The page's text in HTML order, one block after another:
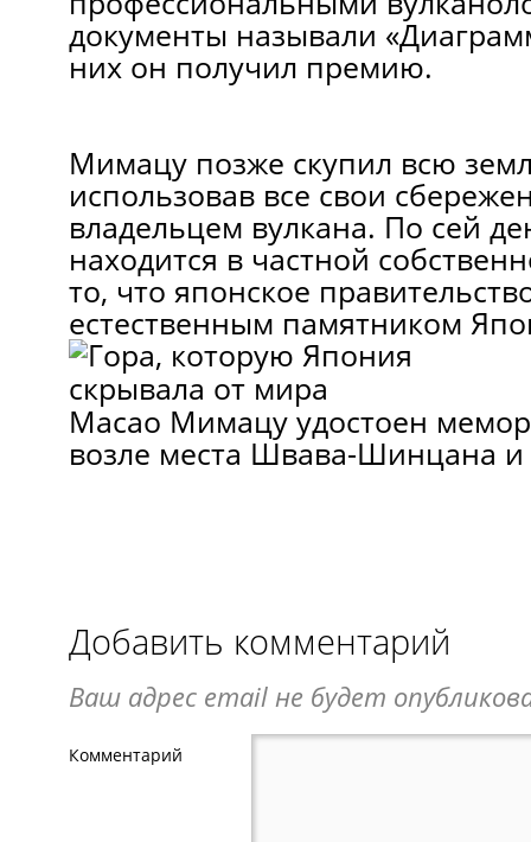
документы называли
них он получил премию.
Мимацу позже скупил всю
использовав все свои
владельцем вулкана. По сей
находится в частной
то, что японское
естественным памятником
Масао Мимацу удостоен
возле места Швава-Шинцана и
Добавить комментарий
Ваш адрес email не будет
Комментарий